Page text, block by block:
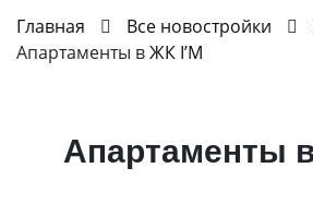
Главная Все новостройки
Апартаменты вЖК I’M
Апартаменты